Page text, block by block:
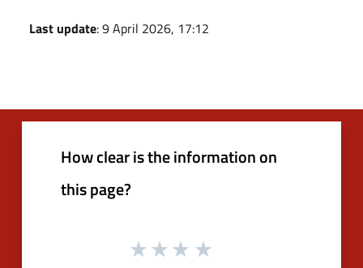
Last update: 9 April 2026, 17:12
How clear is the information on
this page?